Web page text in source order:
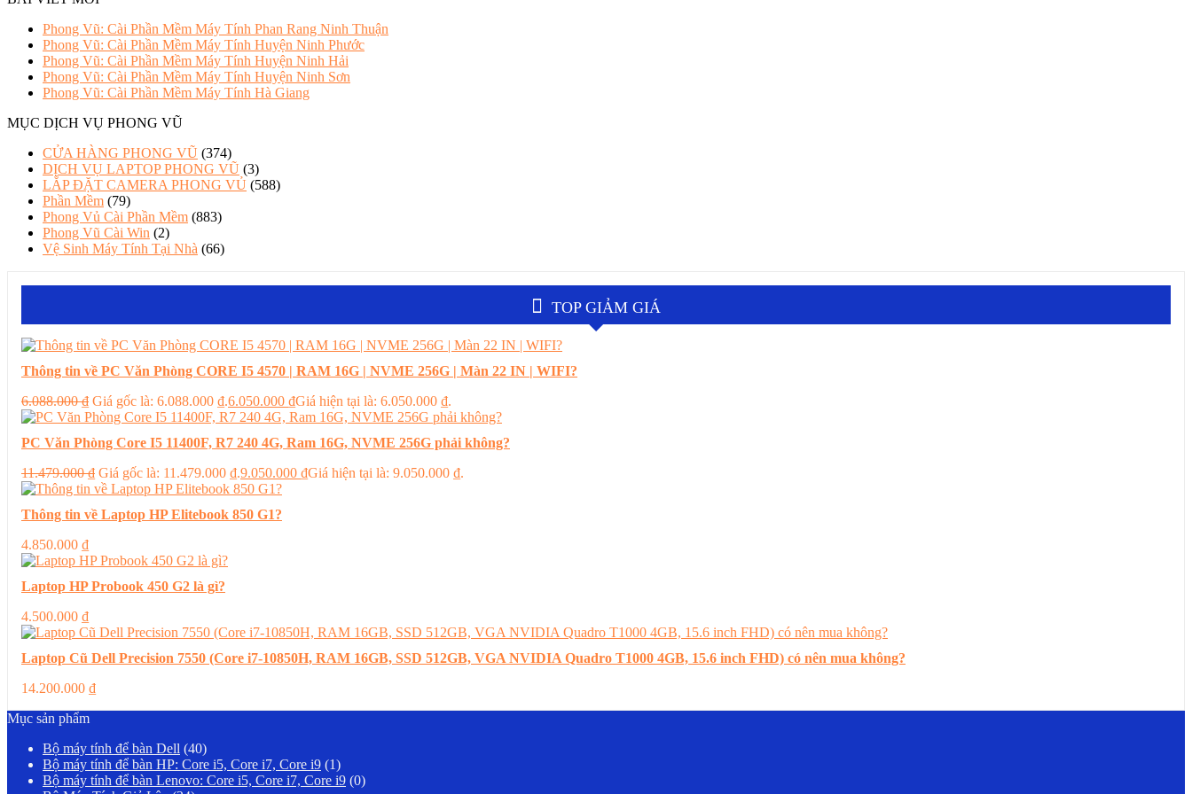
Phong Vũ: Cài Phần Mềm Máy Tính Phan Rang Ninh Thuận
Phong Vũ: Cài Phần Mềm Máy Tính Huyện Ninh Phước
Phong Vũ: Cài Phần Mềm Máy Tính Huyện Ninh Hải
Phong Vũ: Cài Phần Mềm Máy Tính Huyện Ninh Sơn
Phong Vũ: Cài Phần Mềm Máy Tính Hà Giang
MỤC DỊCH VỤ PHONG VŨ
CỬA HÀNG PHONG VŨ (374)
DỊCH VỤ LAPTOP PHONG VŨ (3)
LẮP ĐẶT CAMERA PHONG VỦ (588)
Phần Mềm (79)
Phong Vủ Cài Phần Mềm (883)
Phong Vũ Cài Win (2)
Vệ Sinh Máy Tính Tại Nhà (66)
TOP GIẢM GIÁ
Thông tin về PC Văn Phòng CORE I5 4570 | RAM 16G | NVME 256G | Màn 22 IN | WIFI?
6.088.000₫ Giá gốc là: 6.088.000 ₫.6.050.000 ₫Giá hiện tại là: 6.050.000 ₫.
PC Văn Phòng Core I5 11400F, R7 240 4G, Ram 16G, NVME 256G phải không?
11.479.000₫ Giá gốc là: 11.479.000 ₫.9.050.000 ₫Giá hiện tại là: 9.050.000 ₫.
Thông tin về Laptop HP Elitebook 850 G1?
4.850.000 ₫
Laptop HP Probook 450 G2 là gì?
4.500.000 ₫
Laptop Cũ Dell Precision 7550 (Core i7-10850H, RAM 16GB, SSD 512GB, VGA NVIDIA Quadro T1000 4GB, 15.6 inch FHD) có nên mua không?
14.200.000 ₫
Mục sản phẩm
Bộ máy tính để bàn Dell (40)
Bộ máy tính để bàn HP: Core i5, Core i7, Core i9 (1)
Bộ máy tính để bàn Lenovo: Core i5, Core i7, Core i9 (0)